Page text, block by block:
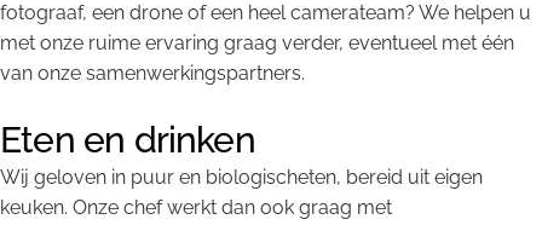
fotograaf, een drone of een heel camerateam? We helpen u
met onze ruime ervaring graag verder, eventueel met één
van onze samenwerkingspartners.
Eten en drinken
Wij geloven in puur en biologischeten, bereid uit eigen
keuken. Onze chef werkt dan ook graag met